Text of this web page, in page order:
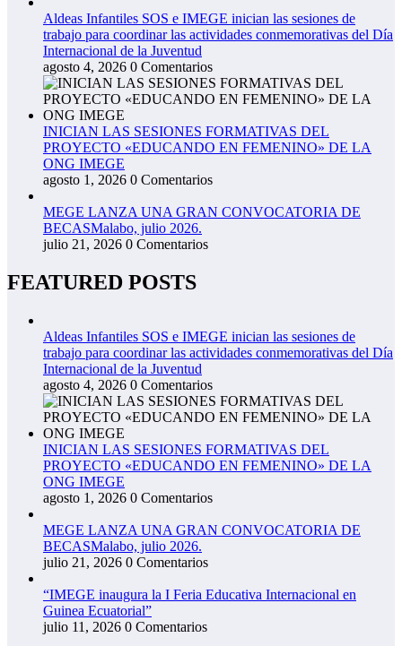
Aldeas Infantiles SOS e IMEGE inician las sesiones de
trabajo para coordinar las actividades conmemorativas del Día
Internacional de la Juventud
agosto 4, 2026 0 Comentarios
INICIAN LAS SESIONES FORMATIVAS DEL
PROYECTO «EDUCANDO EN FEMENINO» DE LA
ONG IMEGE
agosto 1, 2026 0 Comentarios
MEGE LANZA UNA GRAN CONVOCATORIA DE
BECASMalabo, julio 2026.
julio 21, 2026 0 Comentarios
FEATURED POSTS
Aldeas Infantiles SOS e IMEGE inician las sesiones de
trabajo para coordinar las actividades conmemorativas del Día
Internacional de la Juventud
agosto 4, 2026 0 Comentarios
INICIAN LAS SESIONES FORMATIVAS DEL
PROYECTO «EDUCANDO EN FEMENINO» DE LA
ONG IMEGE
agosto 1, 2026 0 Comentarios
MEGE LANZA UNA GRAN CONVOCATORIA DE
BECASMalabo, julio 2026.
julio 21, 2026 0 Comentarios
“IMEGE inaugura la I Feria Educativa Internacional en
Guinea Ecuatorial”
julio 11, 2026 0 Comentarios